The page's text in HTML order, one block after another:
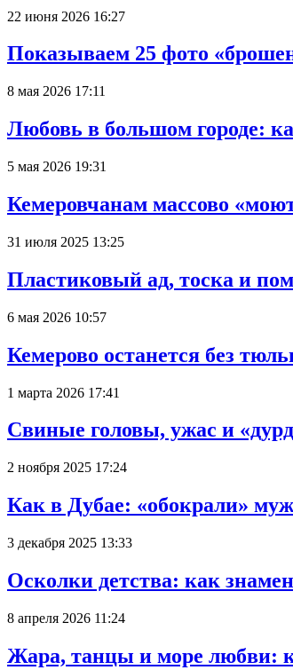
22 июня 2026 16:27
Показываем 25 фото
8 мая 2026 17:11
Любовь в большом городе:
5 мая 2026 19:31
Кемеровчанам массово
31 июля 2025 13:25
Пластиковый ад, тоска и
6 мая 2026 10:57
Кемерово останется без
1 марта 2026 17:41
Свиные головы, ужас и
2 ноября 2025 17:24
Как в Дубае: «обокрали»
3 декабря 2025 13:33
Осколки детства: как
8 апреля 2026 11:24
Жара, танцы и море любви: